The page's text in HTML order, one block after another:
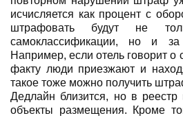
исчисляется как процент с
штрафовать будут не
самоклассификации, но и за
Например, если отель говорит о
факту люди приезжают и
такое тоже можно получить
Дедлайн близится, но в
объекты размещения. Кроме